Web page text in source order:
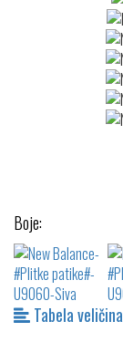
Boje:
Tabela